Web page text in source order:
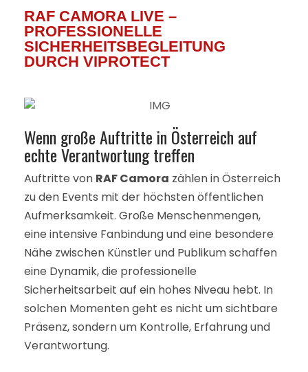
RAF CAMORA LIVE –
PROFESSIONELLE
SICHERHEITSBEGLEITUNG
DURCH VIPROTECT
Wenn große Auftritte in Österreich auf
echte Verantwortung treffen
Auftritte von RAF Camora zählen in Österreich
zu den Events mit der höchsten öffentlichen
Aufmerksamkeit. Große Menschenmengen,
eine intensive Fanbindung und eine besondere
Nähe zwischen Künstler und Publikum schaffen
eine Dynamik, die professionelle
Sicherheitsarbeit auf ein hohes Niveau hebt. In
solchen Momenten geht es nicht um sichtbare
Präsenz, sondern um Kontrolle, Erfahrung und
Verantwortung.